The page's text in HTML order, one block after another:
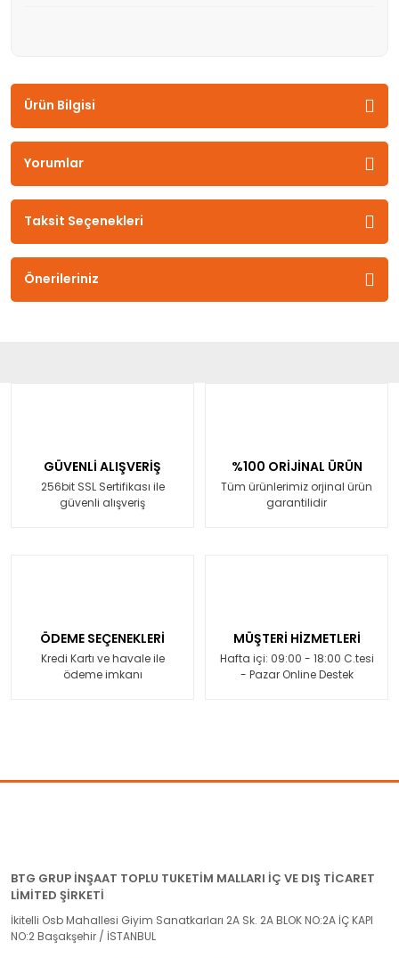
Ürün Bilgisi
Yorumlar
Taksit Seçenekleri
Önerileriniz
GÜVENLİ ALIŞVERİŞ
256bit SSL Sertifikası ile
güvenli alışveriş
%100 ORİJİNAL ÜRÜN
Tüm ürünlerimiz orjinal ürün
garantilidir
ÖDEME SEÇENEKLERİ
Kredi Kartı ve havale ile
ödeme imkanı
MÜŞTERİ HİZMETLERİ
Hafta içi: 09:00 - 18:00 C.tesi
- Pazar Online Destek
BTG GRUP İNŞAAT TOPLU TUKETİM MALLARI İÇ VE DIŞ TİCARET
LİMİTED ŞİRKETİ
İkitelli Osb Mahallesi Giyim Sanatkarları 2A Sk. 2A BLOK NO:2A İÇ KAPI
NO:2 Başakşehir / İSTANBUL